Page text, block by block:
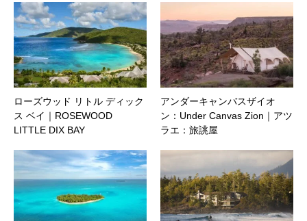
ローズウッド リトル ディック
ス ベイ｜ROSEWOOD
LITTLE DIX BAY
アンダーキャンバスザイオ
ン：Under Canvas Zion｜アツ
ラエ：旅誂屋